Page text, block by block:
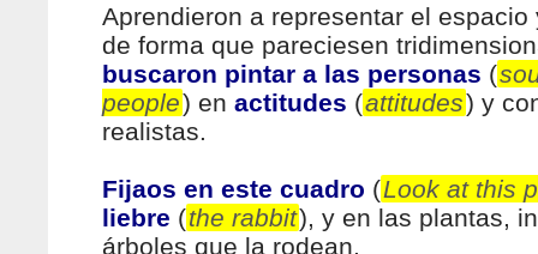
Aprendieron a representar el espacio
de forma que pareciesen
buscaron pintar a las personas (
people) en actitudes (attitudes) y
realistas.
Fijaos en este cuadro (Look at this
liebre (the rabbit), y en las plantas,
árboles que la rodean.